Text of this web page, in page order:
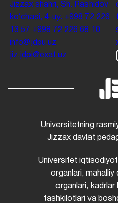
Jizzax shahri, Sh. Rashidov
koʻchasi, 4-uy. +998 72 226
13 57 +998 72 226 68 10
info@jdpu.uz
jiz.jdpi@exat.uz
Universitetning
Jizzax davlat
Universitet
organlari, mahalliy
organlari, kadrlar
tashkilotlari va